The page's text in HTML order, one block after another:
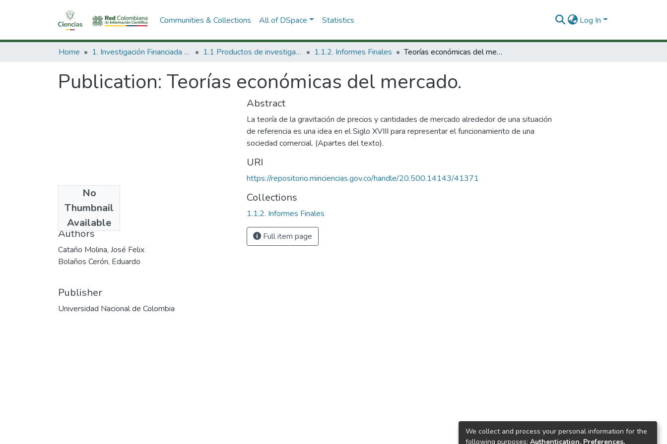
Communities & Collections All of DSpace Statistics Log In
Home 1. Investigación Financiada con Recursos Públicos 1.1 Productos de investigación 1.1.2. Informes Finales Teorías económicas del mercado.
Publication: Teorías económicas del mercado.
No
Thumbnail
Available
1999
Authors
Cataño Molina, José Felix
Bolaños Cerón, Eduardo
Publisher
Universidad Nacional de Colombia
Abstract
La teoría de la gravitación de precios y cantidades de mercado alrededor de una situación
de referencia es una idea en el Siglo XVIII para representar el funcionamiento de una
sociedad comercial. (Apartes del texto).
URI
https://repositorio.minciencias.gov.co/handle/20.500.14143/41371
Collections
1.1.2. Informes Finales
Full item page
We collect and process your personal information for the
following purposes: Authentication, Preferences,